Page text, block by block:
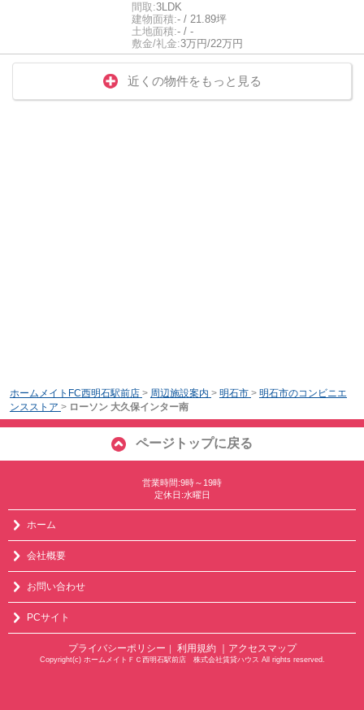
間取:3LDK
建物面積:- / 21.89坪
土地面積:- / -
敷金/礼金:3万円/22万円
近くの物件をもっと見る
ホームメイトFC西明石駅前店 > 周辺施設案内 > 明石市 > 明石市のコンビニエ
ンスストア > ローソン 大久保インター南
ページトップに戻る
営業時間:9時～19時
定休日:水曜日
ホーム
会社概要
お問い合わせ
PCサイト
プライバシーポリシー ｜ 利用規約 ｜アクセスマップ
Copyright(c) ホームメイトＦＣ西明石駅前店 株式会社賃貸ハウス All rights reserved.